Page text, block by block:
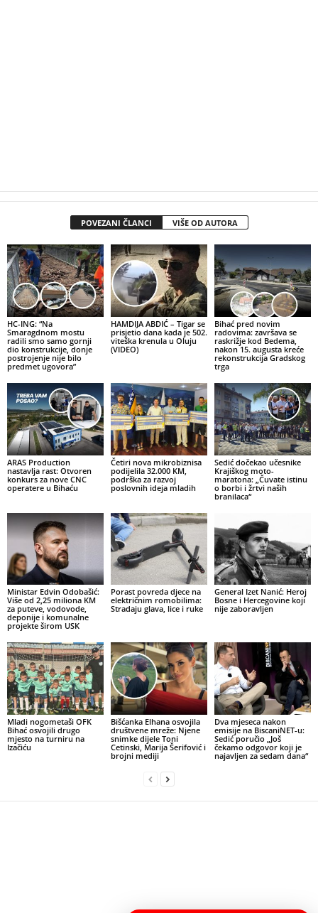
POVEZANI ČLANCI VIŠE OD AUTORA
HC-ING: “Na
Smaragdnom mostu
radili smo samo gornji
dio konstrukcije, donje
postrojenje nije bilo
predmet ugovora”
HAMDIJA ABDIĆ – Tigar se
prisjetio dana kada je 502.
viteška krenula u Oluju
(VIDEO)
Bihać pred novim
radovima: završava se
raskrižje kod Bedema,
nakon 15. augusta kreće
rekonstrukcija Gradskog
trga
ARAS Production
nastavlja rast: Otvoren
konkurs za nove CNC
operatere u Bihaću
Četiri nova mikrobiznisa
podijelila 32.000 KM,
podrška za razvoj
poslovnih ideja mladih
Sedić dočekao učesnike
Krajiškog moto-
maratona: „Čuvate istinu
o borbi i žrtvi naših
branilaca“
Ministar Edvin Odobašić:
Više od 2,25 miliona KM
za puteve, vodovode,
deponije i komunalne
projekte širom USK
Porast povreda djece na
električnim romobilima:
Stradaju glava, lice i ruke
General Izet Nanić: Heroj
Bosne i Hercegovine koji
nije zaboravljen
Mladi nogometaši OFK
Bihać osvojili drugo
mjesto na turniru na
Izačiću
Bišćanka Elhana osvojila
društvene mreže: Njene
snimke dijele Toni
Cetinski, Marija Šerifović i
brojni mediji
Dva mjeseca nakon
emisije na BiscaniNET-u:
Sedić poručio „Još
čekamo odgovor koji je
najavljen za sedam dana“